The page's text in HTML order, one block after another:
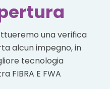
una verifica
alcun impegno, in
tecnologia
FIBRA E FWA